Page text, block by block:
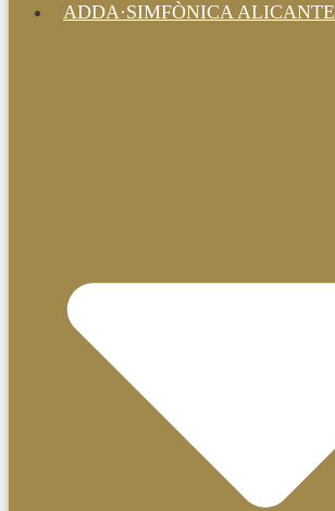
ADDA·SIMFÒNICA ALICANTE